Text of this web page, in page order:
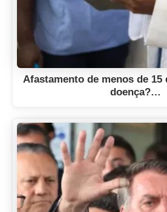
Afastamento de menos de
doença?…